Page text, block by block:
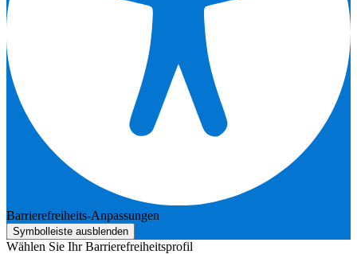
Barrierefreiheits-Anpassungen
Symbolleiste ausblenden
Wählen Sie Ihr Barrierefreiheitsprofil